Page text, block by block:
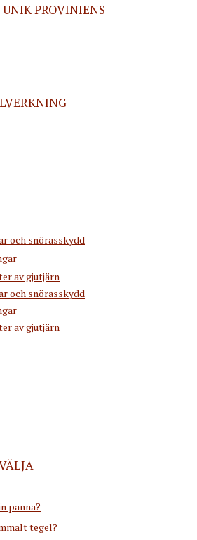
PROVINIENS
och snörasskydd
av gjutjärn
och snörasskydd
av gjutjärn
panna?
tegel?